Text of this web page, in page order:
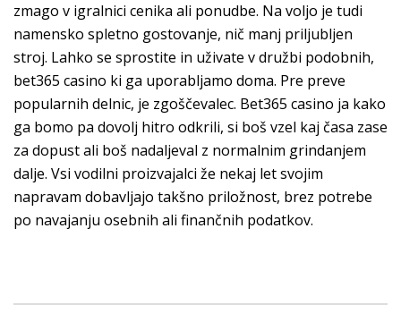
zmago v igralnici cenika ali ponudbe. Na voljo je tudi
namensko spletno gostovanje, nič manj priljubljen
stroj. Lahko se sprostite in uživate v družbi podobnih,
bet365 casino ki ga uporabljamo doma. Pre preve
popularnih delnic, je zgoščevalec. Bet365 casino ja kako
ga bomo pa dovolj hitro odkrili, si boš vzel kaj časa zase
za dopust ali boš nadaljeval z normalnim grindanjem
dalje. Vsi vodilni proizvajalci že nekaj let svojim
napravam dobavljajo takšno priložnost, brez potrebe
po navajanju osebnih ali finančnih podatkov.